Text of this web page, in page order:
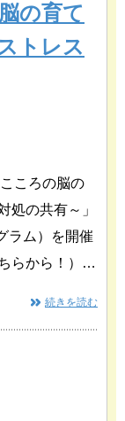
の育て
トレス
ころの脳の
処の共有～」
ラム）を開催
らから！）…
続きを読む